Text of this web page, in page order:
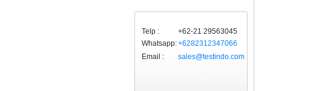
Telp :
+62-21 29563045
Whatsapp:+6282312347066
Email :
sales@testindo.com